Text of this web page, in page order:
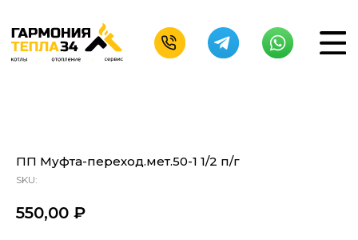
ПП Муфта-переход.мет.50-1 1/2 п/г
SKU:
550,00 ₽